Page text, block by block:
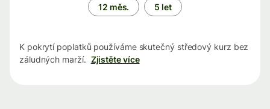
12 měs. 5 let
K pokrytí poplatků používáme skutečný středový kurz bez
záludných marží. Zjistěte více